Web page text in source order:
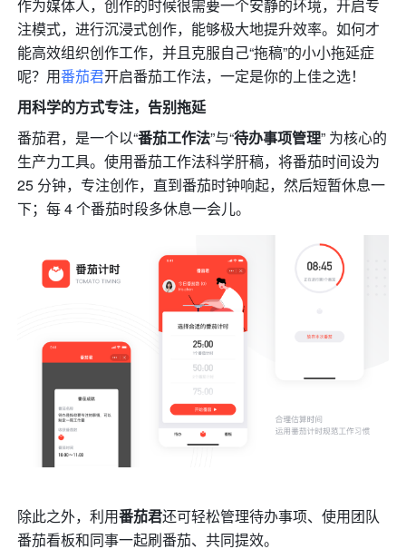
作为媒体人，创作的时候很需要一个安静的环境，开启专
注模式，进行沉浸式创作，能够极大地提升效率。如何才
能高效组织创作工作，并且克服自己“拖稿”的小小拖延症
呢？用番茄君开启番茄工作法，一定是你的上佳之选！
用科学的方式专注，告别拖延
番茄君，是一个以“番茄工作法”与“待办事项管理” 为核心的
生产力工具。使用番茄工作法科学肝稿，将番茄时间设为
25 分钟，专注创作，直到番茄时钟响起，然后短暂休息一
下；每 4 个番茄时段多休息一会儿。
除此之外，利用番茄君还可轻松管理待办事项、使用团队
番茄看板和同事一起刷番茄、共同提效。